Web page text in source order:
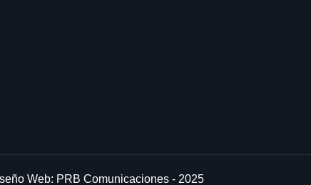
Web: PRB Comunicaciones - 2025